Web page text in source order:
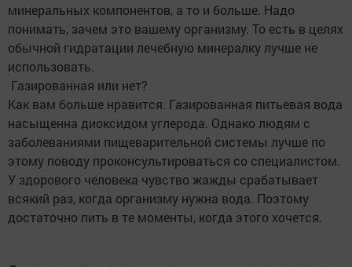
минеральных компонентов, а то и больше. Надо
понимать, зачем это вашему организму. То есть в целях
обычной гидратации лечебную минералку лучше не
использовать.
Газированная или нет?
Как вам больше нравится. Газированная питьевая вода
насыщенна диоксидом углерода. Однако людям с
заболеваниями пищеварительной системы лучше по
этому поводу проконсультироваться со специалистом.
У здорового человека чувство жажды срабатывает
всякий раз, когда организму нужна вода. Поэтому
достаточно пить в те моменты, когда этого хочется.